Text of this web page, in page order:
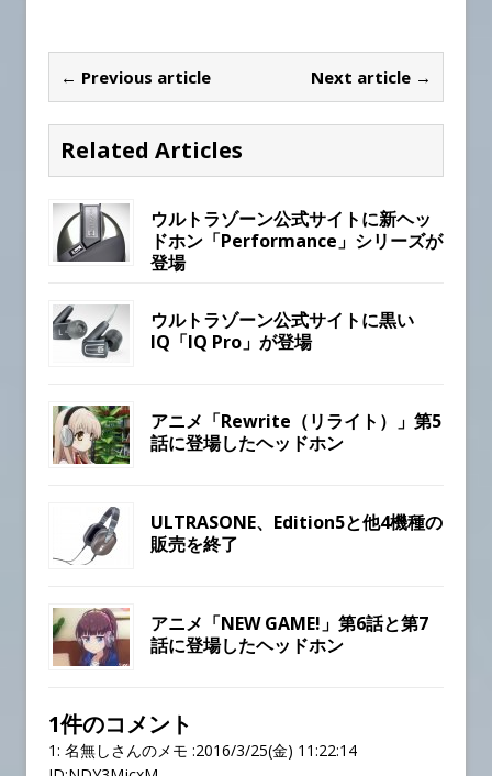
← Previous article Next article →
Related Articles
ウルトラゾーン公式サイトに新ヘッ
ドホン「Performance」シリーズが
登場
ウルトラゾーン公式サイトに黒い
IQ「IQ Pro」が登場
アニメ「Rewrite（リライト）」第5
話に登場したヘッドホン
ULTRASONE、Edition5と他4機種の
販売を終了
アニメ「NEW GAME!」第6話と第7
話に登場したヘッドホン
1件のコメント
1: 名無しさんのメモ :2016/3/25(金) 11:22:14